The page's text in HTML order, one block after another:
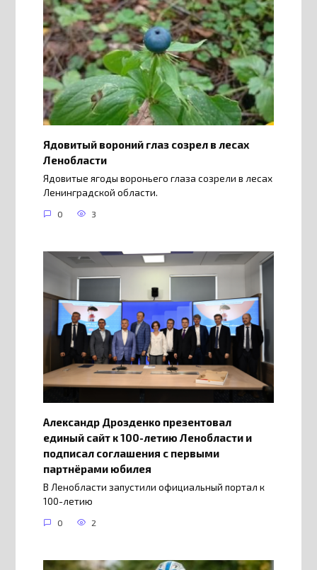
Ядовитый вороний глаз созрел в лесах
Ленобласти
Ядовитые ягоды вороньего глаза созрели в лесах
Ленинградской области.
0 3
Александр Дрозденко презентовал
единый сайт к 100-летию Ленобласти и
подписал соглашения с первыми
партнёрами юбилея
В Ленобласти запустили официальный портал к
100-летию
0 2